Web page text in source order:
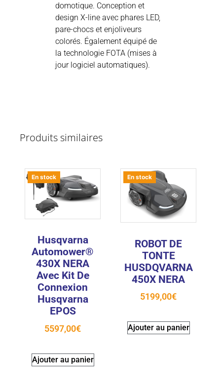
domotique. Conception et
design X-line avec phares LED,
pare-chocs et enjoliveurs
colorés. Également équipé de
la technologie FOTA (mises à
jour logiciel automatiques).
Produits similaires
En stock
Husqvarna
Automower®
430X NERA
Avec Kit De
Connexion
Husqvarna
EPOS
5597,00€
Ajouter au panier
En stock
ROBOT DE
TONTE
HUSDQVARNA
450X NERA
5199,00€
Ajouter au panier